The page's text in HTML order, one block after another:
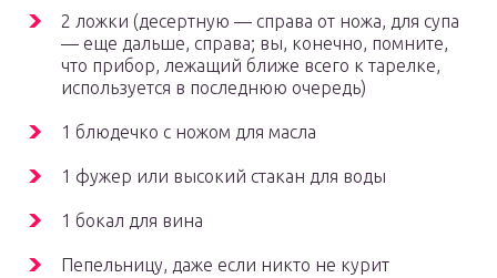
2 ложки (десертную — справа от ножа, для супа
— еще дальше, справа; вы, конечно, помните,
что прибор, лежащий ближе всего к тарелке,
используется в последнюю очередь)
1 блюдечко с ножом для масла
1 фужер или высокий стакан для воды
1 бокал для вина
Пепельницу, даже если никто не курит